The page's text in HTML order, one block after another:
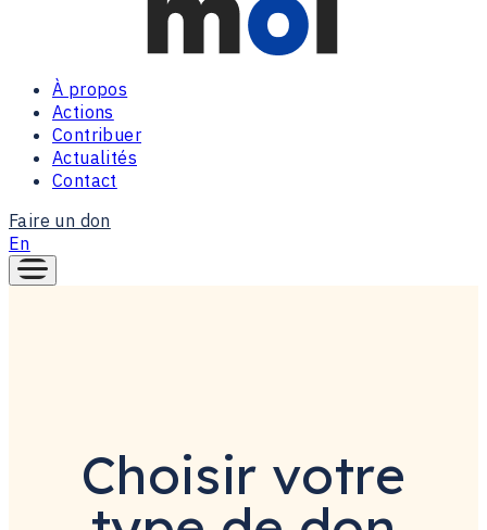
À propos
Actions
Contribuer
Actualités
Contact
Faire un don
En
Choisir votre